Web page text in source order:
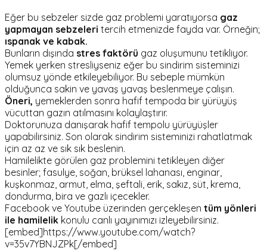
Eğer bu sebzeler sizde gaz problemi yaratıyorsa gaz
yapmayan sebzeleri tercih etmenizde fayda var. Örneğin;
ıspanak ve kabak.
Bunların dışında stres faktörü gaz oluşumunu tetikliyor.
Yemek yerken stresliyseniz eğer bu sindirim sisteminizi
olumsuz yönde etkileyebiliyor. Bu sebeple mümkün
olduğunca sakin ve yavaş yavaş beslenmeye çalışın.
Öneri, yemeklerden sonra hafif tempoda bir yürüyüş
vücuttan gazın atılmasını kolaylaştırır.
Doktorunuza danışarak hafif tempolu yürüyüşler
yapabilirsiniz. Son olarak sindirim sisteminizi rahatlatmak
için az az ve sık sık beslenin.
Hamilelikte görülen gaz problemini tetikleyen diğer
besinler; fasulye, soğan, brüksel lahanası, enginar,
kuşkonmaz, armut, elma, şeftali, erik, sakız, süt, krema,
dondurma, bira ve gazlı içecekler.
Facebook ve Youtube üzerinden gerçekleşen tüm yönleri
ile hamilelik konulu canlı yayınımızı izleyebilirsiniz.
[embed]https://www.youtube.com/watch?
v=35v7YBNJZPk[/embed]